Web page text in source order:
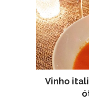
Vinho